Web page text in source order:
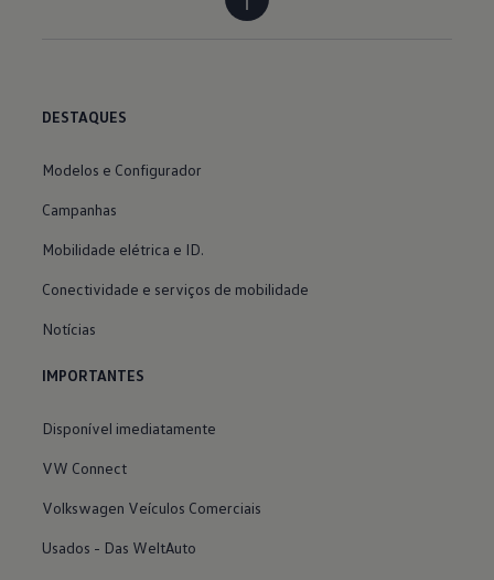
DESTAQUES
Modelos e Configurador
Campanhas
Mobilidade elétrica e ID.
Conectividade e serviços de mobilidade
Notícias
IMPORTANTES
Disponível imediatamente
VW Connect
Volkswagen Veículos Comerciais
Usados - Das WeltAuto